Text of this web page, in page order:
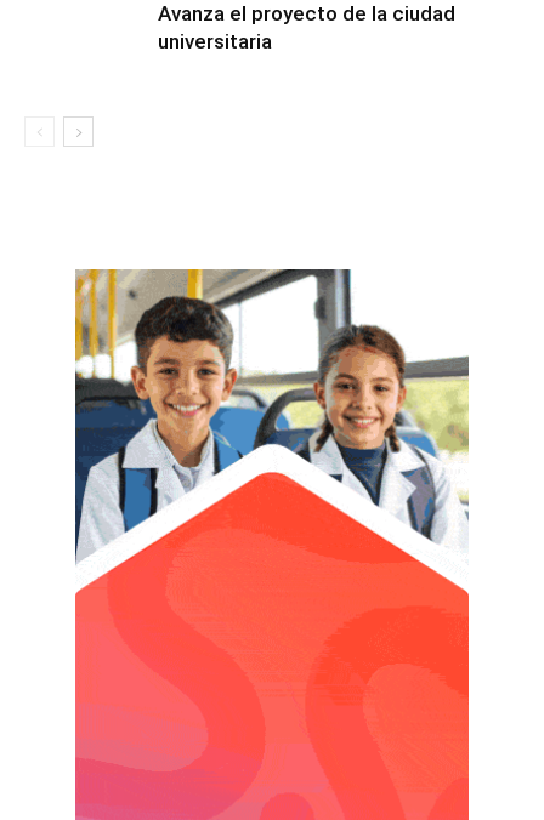
Avanza el proyecto de la ciudad
universitaria